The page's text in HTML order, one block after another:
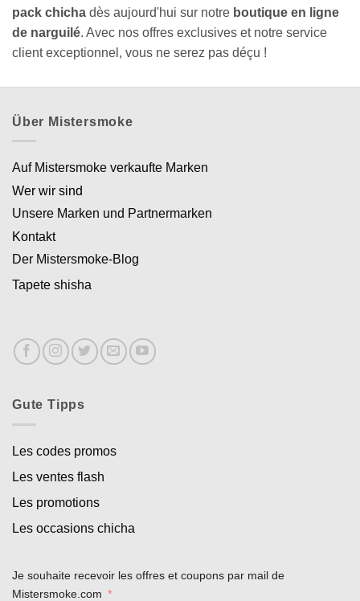
pack chicha dès aujourd'hui sur notre boutique en ligne
de narguilé. Avec nos offres exclusives et notre service
client exceptionnel, vous ne serez pas déçu !
Über Mistersmoke
Auf Mistersmoke verkaufte Marken
Wer wir sind
Unsere Marken und Partnermarken
Kontakt
Der Mistersmoke-Blog
Tapete shisha
Gute Tipps
Les codes promos
Les ventes flash
Les promotions
Les occasions chicha
Je souhaite recevoir les offres et coupons par mail de
Mistersmoke.com